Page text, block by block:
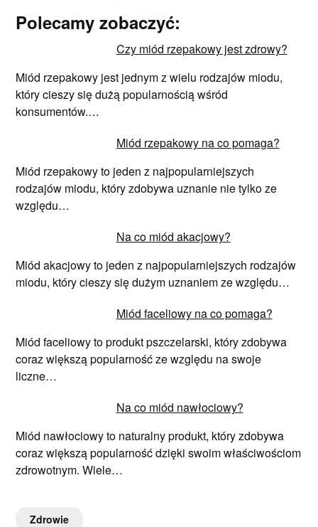
Polecamy zobaczyć:
Czy miód rzepakowy jest zdrowy?
Miód rzepakowy jest jednym z wielu rodzajów miodu,
który cieszy się dużą popularnością wśród
konsumentów.…
Miód rzepakowy na co pomaga?
Miód rzepakowy to jeden z najpopularniejszych
rodzajów miodu, który zdobywa uznanie nie tylko ze
względu…
Na co miód akacjowy?
Miód akacjowy to jeden z najpopularniejszych rodzajów
miodu, który cieszy się dużym uznaniem ze względu…
Miód faceliowy na co pomaga?
Miód faceliowy to produkt pszczelarski, który zdobywa
coraz większą popularność ze względu na swoje
liczne…
Na co miód nawłociowy?
Miód nawłociowy to naturalny produkt, który zdobywa
coraz większą popularność dzięki swoim właściwościom
zdrowotnym. Wiele…
Zdrowie